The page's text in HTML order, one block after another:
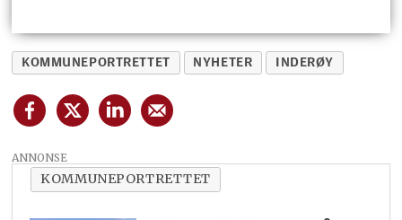
KOMMUNEPORTRETTET NYHETER INDERØY
ANNONSE
KOMMUNEPORTRETTET